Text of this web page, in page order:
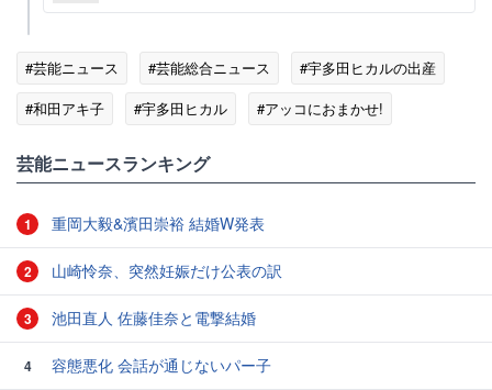
#芸能ニュース #芸能総合ニュース
#宇多田ヒカルの出産
#和田アキ子
#宇多田ヒカル #アッコにおまかせ!
芸能ニュースランキング
1 重岡大毅&濱田崇裕 結婚W発表
2 山崎怜奈、突然妊娠だけ公表の訳
3 池田直人 佐藤佳奈と電撃結婚
4 容態悪化 会話が通じないパー子